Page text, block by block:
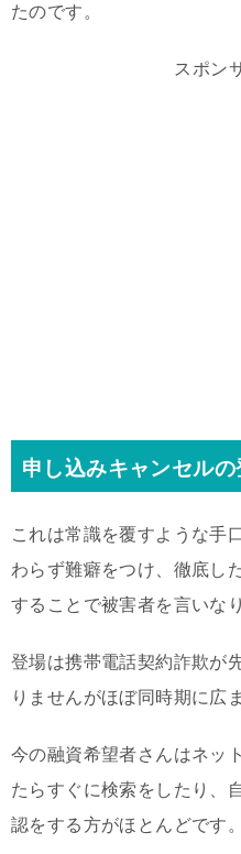
たのです。
スポン
申し込みキャンセルの
これは常識を覆すような手
わらず難癖をつけ、徹底し
することで被害者を言いな
登場は携帯電話契約詐欺が
りませんがほぼ同時期に広
今の融資希望者さんはネッ
たらすぐに検索をしたり、
認をする方がほとんどです。